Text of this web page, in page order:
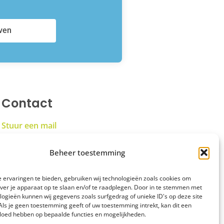
Beheer toestemming
ervaringen te bieden, gebruiken wij technologieën zoals cookies om
je apparaat op te slaan en/of te raadplegen. Door in te stemmen met
kunnen wij gegevens zoals surfgedrag of unieke ID's op deze site
je geen toestemming geeft of uw toestemming intrekt, kan dit een
hebben op bepaalde functies en mogelijkheden.
Contact
Stuur een mail
9804 RJ Noordhorn